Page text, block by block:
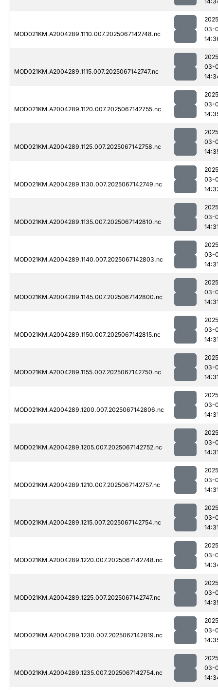
MOD021KM.A2004289.1110.007.2025067142748.nc
03-
MOD021KM.A2004289.1115.007.2025067142747.nc
03-
MOD021KM.A2004289.1120.007.2025067142755.nc
03-
MOD021KM.A2004289.1125.007.2025067142758.nc
03-
MOD021KM.A2004289.1130.007.2025067142749.nc
03-
MOD021KM.A2004289.1135.007.2025067142810.nc
03-
MOD021KM.A2004289.1140.007.2025067142803.nc
03-
MOD021KM.A2004289.1145.007.2025067142800.nc
03-
MOD021KM.A2004289.1150.007.2025067142815.nc
03-
MOD021KM.A2004289.1155.007.2025067142750.nc
03-
MOD021KM.A2004289.1200.007.2025067142806.nc
03-
MOD021KM.A2004289.1205.007.2025067142752.nc
03-
MOD021KM.A2004289.1210.007.2025067142757.nc
03-
MOD021KM.A2004289.1215.007.2025067142754.nc
03-
MOD021KM.A2004289.1220.007.2025067142748.nc
03-
MOD021KM.A2004289.1225.007.2025067142747.nc
03-
MOD021KM.A2004289.1230.007.2025067142819.nc
03-
MOD021KM.A2004289.1235.007.2025067142754.nc
03-